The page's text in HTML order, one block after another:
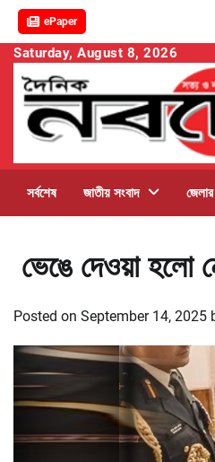
ePaper
Skip
content
Saturday, August 8, 2026
সর্বশেষ জাতীয় সংবাদ
ভেঙে দেওয়া হলো
Posted on September 14, 2025